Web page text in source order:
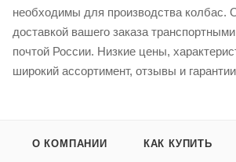
необходимы для производства колбас.
доставкой вашего заказа
почтой России. Низкие цены,
широкий ассортимент, отзывы и
О КОМПАНИИ КАК КУПИТЬ